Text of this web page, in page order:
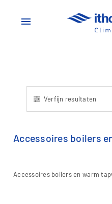
menu
Verfijn resultaten
Accessoires boilers
Accessoires boilers en warm